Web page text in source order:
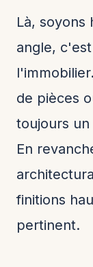
Là, soyons
angle,
de pièces
toujours
En
finitions
pertinent.